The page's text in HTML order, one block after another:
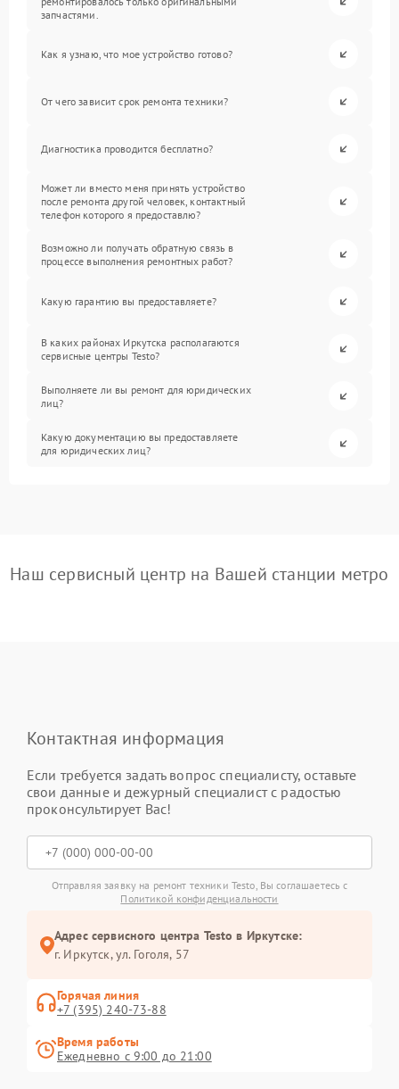
запчастями.
Как я узнаю, что мое устройство готово?
От чего зависит срок ремонта техники?
Диагностика проводится бесплатно?
Может ли вместо меня принять устройство
после ремонта другой человек, контактный
телефон которого я предоставлю?
Возможно ли получать обратную связь в
процессе выполнения ремонтных работ?
Какую гарантию вы предоставляете?
В каких районах Иркутска располагаются
сервисные центры Testo?
Выполняете ли вы ремонт для юридических
лиц?
Какую документацию вы предоставляете
для юридических лиц?
Наш сервисный центр на Вашей станции метро
Контактная информация
Если требуется задать вопрос специалисту, оставьте
свои данные и дежурный специалист с радостью
проконсультирует Вас!
Отправляя заявку на ремонт техники Testo, Вы соглашаетесь с
Политикой конфиденциальности
Адрес сервисного центра Testo в Иркутске:
г. Иркутск, ул. ​Гоголя, 57
Горячая линия
+7 (395) 240-73-88
Время работы
Ежедневно с 9:00 до 21:00